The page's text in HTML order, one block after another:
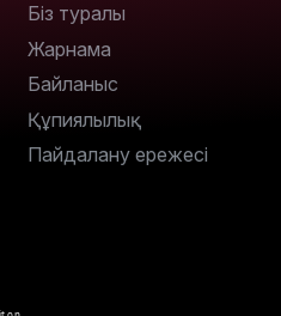
Біз туралы
Жарнама
Байланыс
Құпиялылық
Пайдалану ережесі